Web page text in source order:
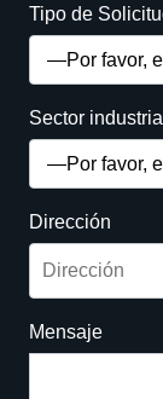
Tipo de
Sector industrial
Dirección
Mensaje